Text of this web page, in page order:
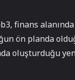
finans
ön planda
oluşturduğu